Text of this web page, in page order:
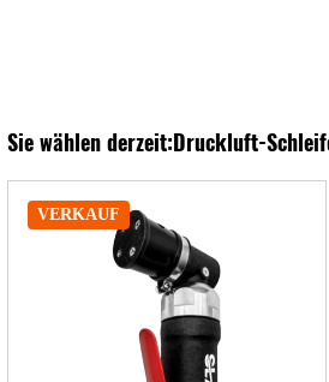
Sie wählen derzeit:Druckluft-
VERKAUF